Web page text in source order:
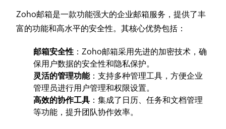
Zoho邮箱是一款功能强大的企业邮箱服务，提供了丰
富的功能和高水平的安全性。其核心优势包括：
邮箱安全性 ：Zoho邮箱采用先进的加密技术，确
保用户数据的安全性和隐私保护。
灵活的管理功能：支持多种管理工具，方便企业
管理员进行用户管理和权限设置。
高效的协作工具 ：集成了日历、任务和文档管理
等功能，提升团队协作效率。